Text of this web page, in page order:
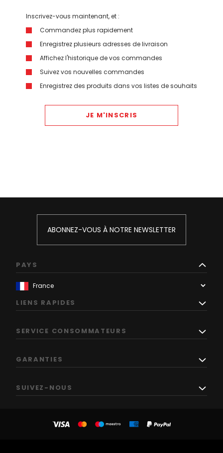
Inscrivez-vous maintenant, et :
Commandez plus rapidement
Enregistrez plusieurs adresses de livraison
Affichez l'historique de vos commandes
Suivez vos nouvelles commandes
Enregistrez des produits dans vos listes de souhaits
JE M'INSCRIS
ABONNEZ-VOUS À NOTRE NEWSLETTER
PAYS
LIENS RAPIDES
SERVICE CONSOMMATEURS
GARANTIES
SUIVEZ-NOUS